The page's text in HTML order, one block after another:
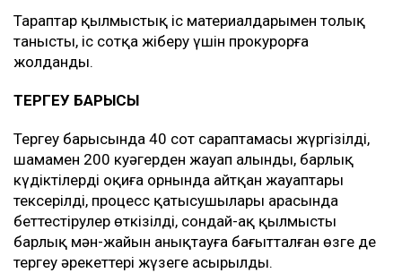
Тараптар қылмыстық іс материалдарымен толық
танысты, іс сотқа жіберу үшін прокурорға
жолданды.
ТЕРГЕУ БАРЫСЫ
Тергеу барысында 40 сот сараптамасы жүргізілді,
шамамен 200 куәгерден жауап алынды, барлық
күдіктілердің оқиға орнында айтқан жауаптары
тексерілді, процесс қатысушылары арасында
беттестірулер өткізілді, сондай-ақ қылмыстың
барлық мән-жайын анықтауға бағытталған өзге де
тергеу әрекеттері жүзеге асырылды.